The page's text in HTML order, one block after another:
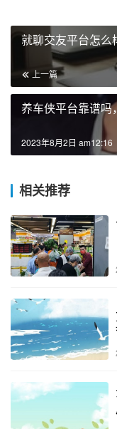
就聊交友平台怎么
上一篇
养车侠平台靠谱吗
2023年8月2日 am12:16
相关推荐